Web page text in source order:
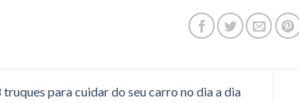
truques para cuidar do seu carro no dia a dia